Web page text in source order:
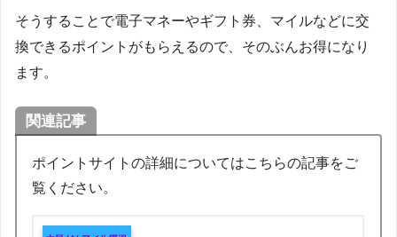
そうすることで電子マネーやギフト券、マイルなどに交
換できるポイントがもらえるので、そのぶんお得になり
ます。
関連記事
ポイントサイトの詳細についてはこちらの記事をご
覧ください。